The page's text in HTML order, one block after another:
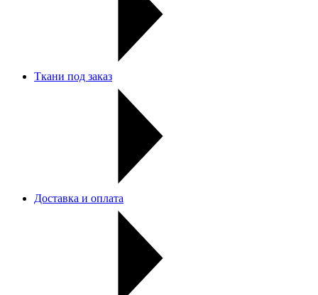
Ткани под заказ
Доставка и оплата